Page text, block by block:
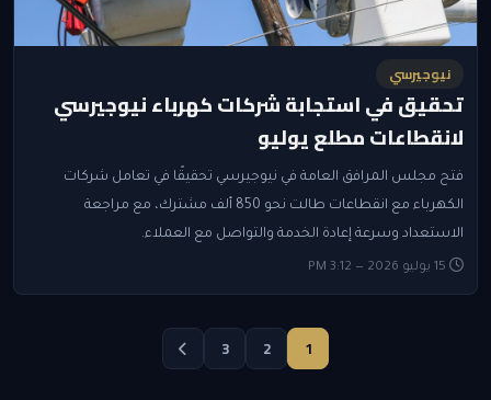
نيوجيرسي
تحقيق في استجابة شركات كهرباء نيوجيرسي
لانقطاعات مطلع يوليو
فتح مجلس المرافق العامة في نيوجيرسي تحقيقًا في تعامل شركات
الكهرباء مع انقطاعات طالت نحو 850 ألف مشترك، مع مراجعة
الاستعداد وسرعة إعادة الخدمة والتواصل مع العملاء.
1
2
3